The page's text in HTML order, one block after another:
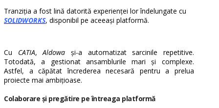
Tranziția a fost lină datorită experienței lor îndelungate cu
SOLIDWORKS, disponibil pe aceeași platformă.
Cu CATIA,Aldowa și-a automatizat sarcinile repetitive.
Totodată, a gestionat ansamblurile mari și complexe.
Astfel, a căpătat încrederea necesară pentru a prelua
proiecte mai ambițioase.
Colaborare și pregătire pe întreaga platformă